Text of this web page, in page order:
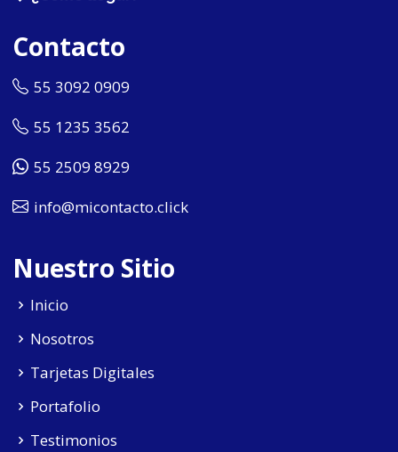
Contacto
55 3092 0909
55 1235 3562
55 2509 8929
info@micontacto.click
Nuestro Sitio
Inicio
Nosotros
Tarjetas Digitales
Portafolio
Testimonios